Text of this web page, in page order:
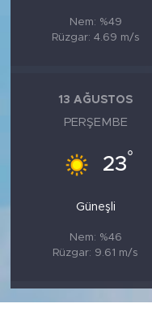
Nem: %49
Rüzgar: 4.69 m/s
13 AĞUSTOS
PERŞEMBE
23°
Güneşli
Nem: %46
Rüzgar: 9.61 m/s